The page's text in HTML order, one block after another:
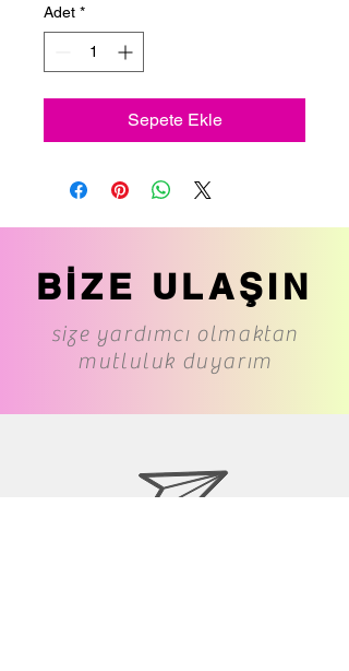
Adet *
Sepete Ekle
BİZE ULAŞIN
size yardımcı olmaktan
mutluluk duyarım